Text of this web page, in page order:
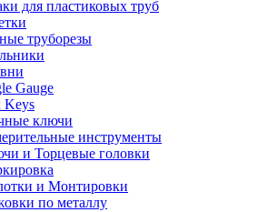
для пластиковых труб
труборезы
Gauge
Keys
ключи
инструменты
и Торцевые головки
и Монтировки
по металлу